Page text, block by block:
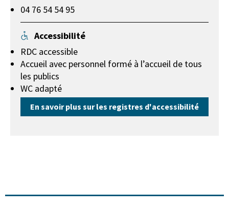
04 76 54 54 95
Accessibilité
RDC accessible
Accueil avec personnel formé à l’accueil de tous
les publics
WC adapté
En savoir plus sur les registres d'accessibilité